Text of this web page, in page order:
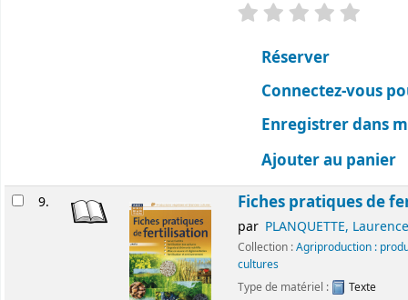
évaluation
Réserver
Connectez-vous
Enregistrer dans
Ajouter au panier
9. Fiches pratiques de
par PLANQUETTE, Laurence
Collection :Agriproduction :
cultures
Type de matériel :
Texte